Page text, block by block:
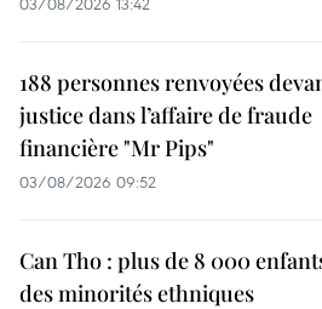
188 personnes renvoyées
justice dans l’affaire de fraude
financière "Mr Pips"
03/08/2026 09:52
Can Tho : plus de 8 000
des minorités ethniques